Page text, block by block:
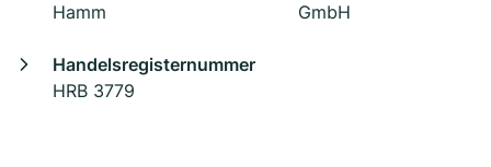
Hamm
GmbH
Handelsregisternummer
HRB 3779